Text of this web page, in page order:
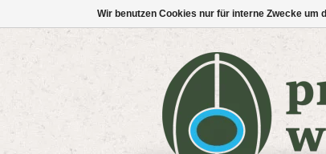
Wir benutzen Cookies nur für interne Zwecke um